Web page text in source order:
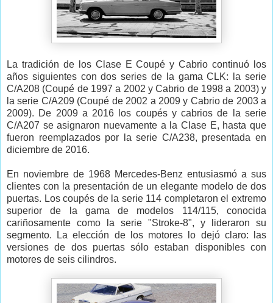
La tradición de los Clase E Coupé y Cabrio continuó los
años siguientes con dos series de la gama CLK: la serie
C/A208 (Coupé de 1997 a 2002 y Cabrio de 1998 a 2003) y
la serie C/A209 (Coupé de 2002 a 2009 y Cabrio de 2003 a
2009). De 2009 a 2016 los coupés y cabrios de la serie
C/A207 se asignaron nuevamente a la Clase E, hasta que
fueron reemplazados por la serie C/A238, presentada en
diciembre de 2016.
En noviembre de 1968 Mercedes-Benz entusiasmó a sus
clientes con la presentación de un elegante modelo de dos
puertas. Los coupés de la serie 114 completaron el extremo
superior de la gama de modelos 114/115, conocida
cariñosamente como la serie "Stroke-8", y lideraron su
segmento. La elección de los motores lo dejó claro: las
versiones de dos puertas sólo estaban disponibles con
motores de seis cilindros.